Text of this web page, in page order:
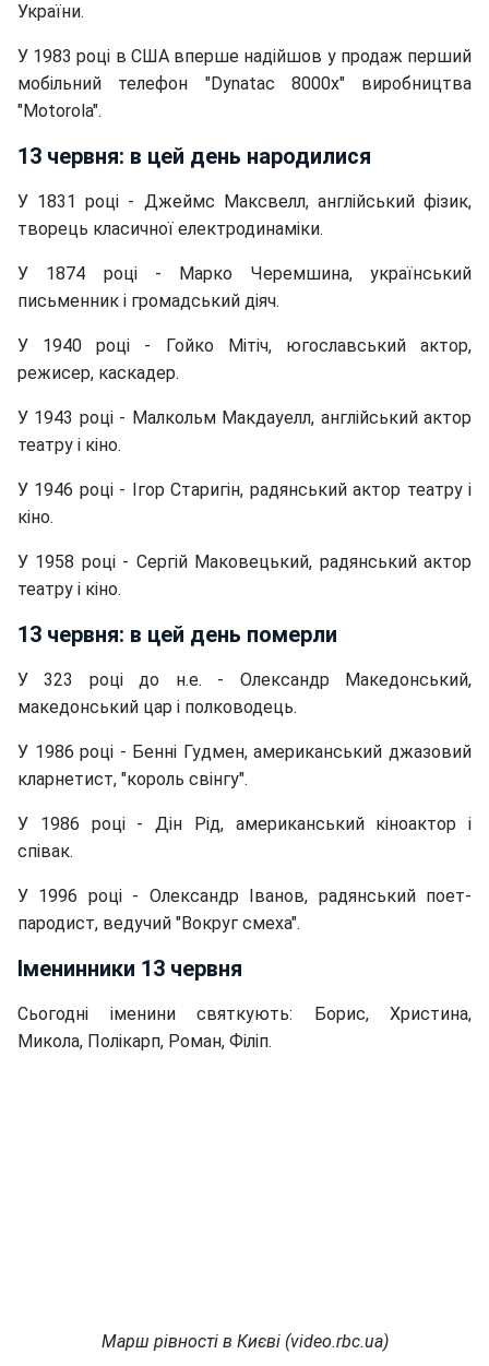
України.
У 1983 році в США вперше надійшов у продаж перший
мобільний телефон "Dynatac 8000x" виробництва
"Motorola".
13 червня: в цей день народилися
У 1831 році - Джеймс Максвелл, англійський фізик,
творець класичної електродинаміки.
У 1874 році - Марко Черемшина, український
письменник і громадський діяч.
У 1940 році - Гойко Мітіч, ​​югославський актор,
режисер, каскадер.
У 1943 році - Малкольм Макдауелл, англійський актор
театру і кіно.
У 1946 році - Ігор Старигін, радянський актор театру і
кіно.
У 1958 році - Сергій Маковецький, радянський актор
театру і кіно.
13 червня: в цей день померли
У 323 році до н.е. - Олександр Македонський,
македонський цар і полководець.
У 1986 році - Бенні Гудмен, американський джазовий
кларнетист, "король свінгу".
У 1986 році - Дін Рід, американський кіноактор і
співак.
У 1996 році - Олександр Іванов, радянський поет-
пародист, ведучий "Вокруг смеха".
Іменинники 13 червня
Сьогодні іменини святкують: Борис, Христина,
Микола, Полікарп, Роман, Філіп.
Марш рівності в Києві (video.rbc.ua)